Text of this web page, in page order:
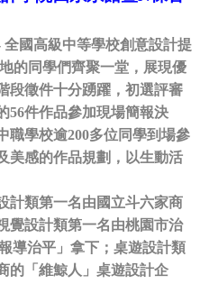
全國高級中等學校創意設計提
的同學們齊聚一堂，展現優
段徵件十分踴躍，初選評審
56件作品參加現場簡報決
職學校逾200多位同學到場參
美感的作品規劃，以生動活
計類第一名由國立斗六家商
覺設計類第一名由桃園市治
導治平」拿下；桌遊設計類
的「維鯨人」桌遊設計企